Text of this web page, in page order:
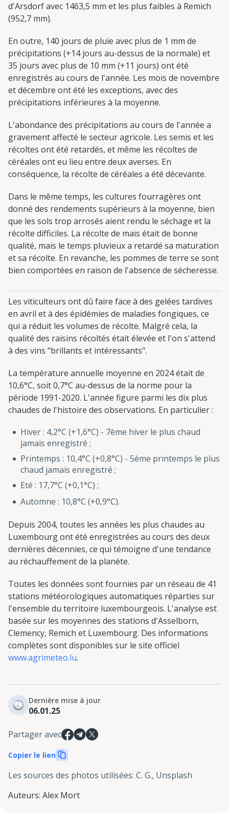
d'Arsdorf avec 1463,5 mm et les plus faibles à Remich
(952,7 mm).
En outre, 140 jours de pluie avec plus de 1 mm de
précipitations (+14 jours au-dessus de la normale) et
35 jours avec plus de 10 mm (+11 jours) ont été
enregistrés au cours de l'année. Les mois de novembre
et décembre ont été les exceptions, avec des
précipitations inférieures à la moyenne.
L'abondance des précipitations au cours de l'année a
gravement affecté le secteur agricole. Les semis et les
récoltes ont été retardés, et même les récoltes de
céréales ont eu lieu entre deux averses. En
conséquence, la récolte de céréales a été décevante.
Dans le même temps, les cultures fourragères ont
donné des rendements supérieurs à la moyenne, bien
que les sols trop arrosés aient rendu le séchage et la
récolte difficiles. La récolte de maïs était de bonne
qualité, mais le temps pluvieux a retardé sa maturation
et sa récolte. En revanche, les pommes de terre se sont
bien comportées en raison de l'absence de sécheresse.
Les viticulteurs ont dû faire face à des gelées tardives
en avril et à des épidémies de maladies fongiques, ce
qui a réduit les volumes de récolte. Malgré cela, la
qualité des raisins récoltés était élevée et l'on s'attend
à des vins "brillants et intéressants".
La température annuelle moyenne en 2024 était de
10,6°C, soit 0,7°C au-dessus de la norme pour la
période 1991-2020. L'année figure parmi les dix plus
chaudes de l'histoire des observations. En particulier :
Hiver : 4,2°C (+1,6°C) - 7ème hiver le plus chaud
jamais enregistré ;
Printemps : 10,4°C (+0,8°C) - 5ème printemps le plus
chaud jamais enregistré ;
Eté : 17,7°C (+0,1°C) ;
Automne : 10,8°C (+0,9°C).
Depuis 2004, toutes les années les plus chaudes au
Luxembourg ont été enregistrées au cours des deux
dernières décennies, ce qui témoigne d'une tendance
au réchauffement de la planète.
Toutes les données sont fournies par un réseau de 41
stations météorologiques automatiques réparties sur
l'ensemble du territoire luxembourgeois. L'analyse est
basée sur les moyennes des stations d'Asselborn,
Clemency, Remich et Luxembourg. Des informations
complètes sont disponibles sur le site officiel
www.agrimeteo.lu.
Dernière mise à jour
06.01.25
Partager avec
Copier le lien
Les sources des photos utilisées: C. G., Unsplash
Auteurs: Alex Mort